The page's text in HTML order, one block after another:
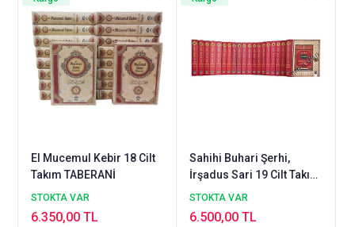
El Mucemul Kebir 18 Cilt
Takım TABERANİ
STOKTA VAR
6.350,00 TL
Sahihi Buhari Şerhi,
İrşadus Sari 19 Cilt Takım
OCAK
STOKTA VAR
6.500,00 TL